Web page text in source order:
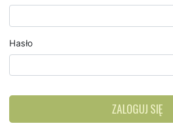
Hasło
ZALOGUJ SIĘ